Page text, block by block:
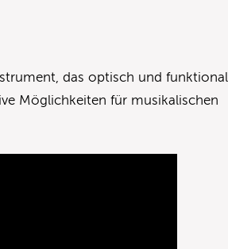
das optisch und funktional
Möglichkeiten für musikalischen